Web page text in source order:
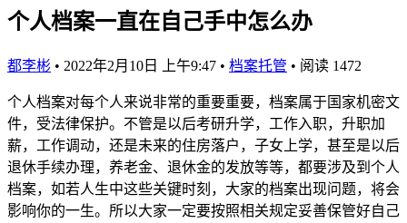
个人档案一直在自己手中怎么办
都李彬 • 2022年2月10日 上午9:47 • 档案托管 • 阅读 1472
个人档案对每个人来说非常的重要重要，档案属于国家机密文
件，受法律保护。不管是以后考研升学，工作入职，升职加
薪，工作调动，还是未来的住房落户，子女上学，甚至是以后
退休手续办理，养老金、退休金的发放等等，都要涉及到个人
档案，如若人生中这些关键时刻，大家的档案出现问题，将会
影响你的一生。所以大家一定要按照相关规定妥善保管好自己